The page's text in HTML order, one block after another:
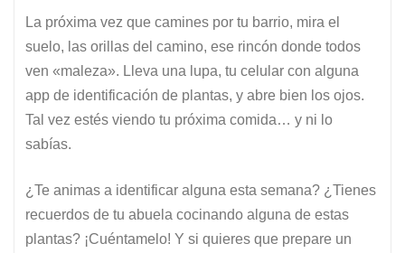
La próxima vez que camines por tu barrio, mira el
suelo, las orillas del camino, ese rincón donde todos
ven «maleza». Lleva una lupa, tu celular con alguna
app de identificación de plantas, y abre bien los ojos.
Tal vez estés viendo tu próxima comida… y ni lo
sabías.
¿Te animas a identificar alguna esta semana? ¿Tienes
recuerdos de tu abuela cocinando alguna de estas
plantas? ¡Cuéntamelo! Y si quieres que prepare un